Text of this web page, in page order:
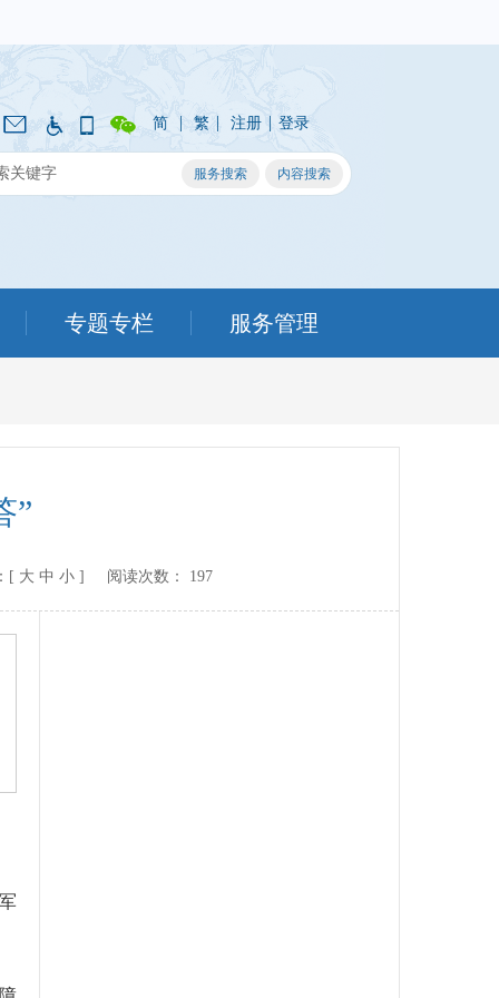
简 | 繁 | 注册 | 登录
专题专栏 服务管理
”
[ 大 中 小 ] 阅读次数： 197